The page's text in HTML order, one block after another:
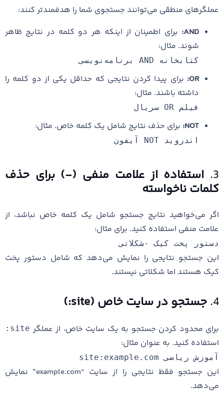
عملگرهای منطقی می‌توانند جستجوی شما را هدفمندتر کنند:
AND: برای اطمینان از اینکه هر دو کلمه در نتایج ظاهر
شوند. مثال:
کتابخانه AND برنامه‌نویسی
OR: برای پیدا کردن نتایجی که حداقل یکی از دو کلمه را
داشته باشند. مثال:
فیلم OR سریال
NOT: برای حذف نتایج شامل یک کلمه خاص. مثال:
اندروید NOT آیفون
3. استفاده از علامت منفی (-) برای حذف
کلمات ناخواسته
اگر می‌خواهید نتایج جستجو شامل یک کلمه خاص نباشد، از
علامت منفی استفاده کنید. برای مثال:
دستور پخت کیک -شکلاتی
این جستجو نتایجی را نمایش می‌دهد که شامل دستور پخت
کیک هستند اما شکلاتی نیستند.
4. جستجو در سایت خاص (site:)
برای محدود کردن جستجو به یک سایت خاص، از عملگر site:
استفاده کنید. به عنوان مثال:
آموزش ریاضی site:example.com
این جستجو فقط نتایجی را از سایت “example.com” نمایش
می‌دهد.